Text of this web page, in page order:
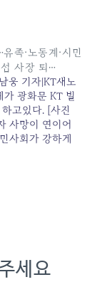
족·노동계·시민
사장 퇴…
웅 기자|KT새노
광화문 KT 빌
고있다. [사진
사망이 연이어
사회가 강하게
조를... 원본 기
유족·노동계·시
세요